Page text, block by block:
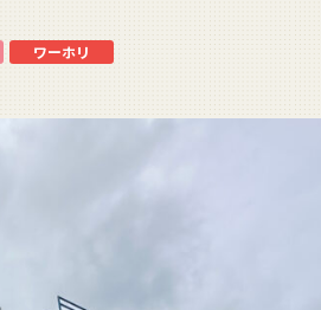
ワーホリ